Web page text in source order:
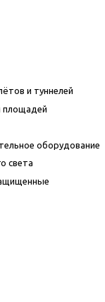
и туннелей
площадей
оборудование
света